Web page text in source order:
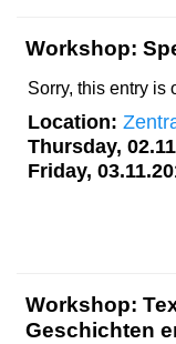
Workshop:
Sorry, this entry is
Location:
Thursday,
Friday,
Workshop:
Geschichten